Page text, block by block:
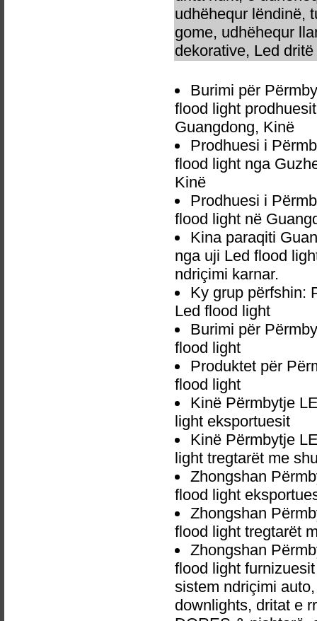
udhëhequr lëndinë,
gome, udhëhequr
dekorative, Led
Burimi për
flood light
Guangdong, Kinë
Prodhuesi i
flood light nga
Kinë
Prodhuesi i
flood light në
Kina paraqiti
nga uji Led flood
ndriçimi karnar.
Ky grup përfshin:
Led flood light
Burimi për
flood light
Produktet për
flood light
Kinë Përmbytje
light eksportuesit
Kinë Përmbytje
light tregtarët me
Zhongshan
flood light
Zhongshan
flood light tregtarët
Zhongshan
flood light
sistem ndriçimi
downlights, dritat e